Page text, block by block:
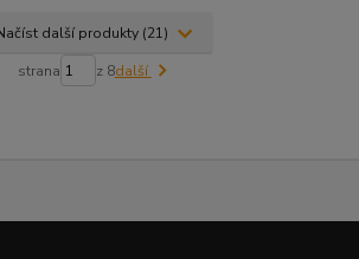
další produkty (21)
strana z 8další